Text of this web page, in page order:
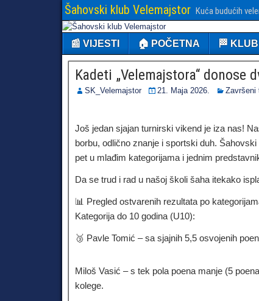
Šahovski klub Velemajstor Kuća budućih
📰 VIJESTI 🏠 POČETNA 🏁 KLUB
Kadeti „Velemajstora“ donose
SK_Velemajstor 21. Maja 2026. Završeni
Još jedan sjajan turnirski vikend je iza nas!
borbu, odlično znanje i sportski duh.
pet u mlađim kategorijama i jednim
Da se trud i rad u našoj školi šaha itekako
📊 Pregled ostvarenih rezultata po
Kategorija do 10 godina (U10):
🥉 Pavle Tomić – sa sjajnih 5,5 osvojenih
Miloš Vasić – s tek pola poena manje (5
kolege.